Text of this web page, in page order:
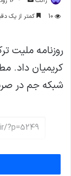
ایمیل
10
کمتر از یک
روزنامه ملیت
کریمیان داد.
شبکه‌ جم در